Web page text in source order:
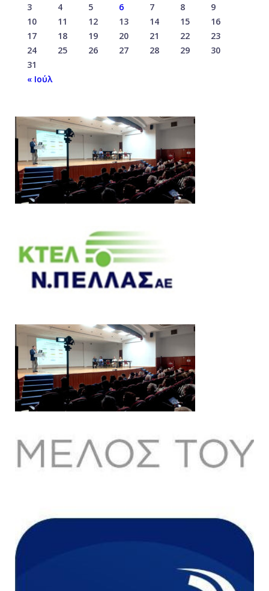
3
4 5 6 7 8
9
10
11 12 13 14 15
16
17
18 19 20 21 22
23
24
25 26 27 28 29
30
31
« Ιούλ